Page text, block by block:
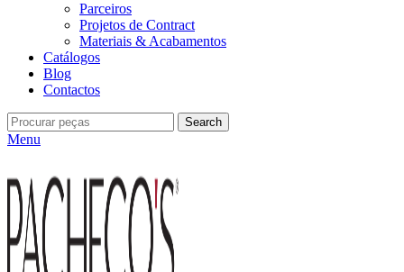
Parceiros
Projetos de Contract
Materiais & Acabamentos
Catálogos
Blog
Contactos
Search
Menu